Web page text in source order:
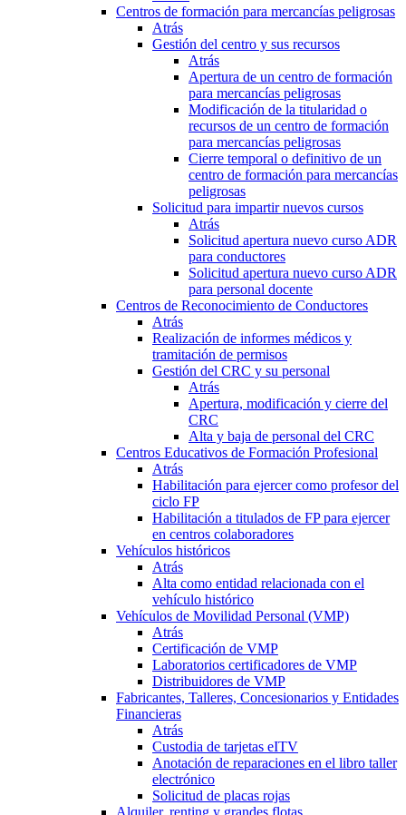
Centros de formación para mercancías peligrosas
Atrás
Gestión del centro y sus recursos
Atrás
Apertura de un centro de formación
para mercancías peligrosas
Modificación de la titularidad o
recursos de un centro de formación
para mercancías peligrosas
Cierre temporal o definitivo de un
centro de formación para mercancías
peligrosas
Solicitud para impartir nuevos cursos
Atrás
Solicitud apertura nuevo curso ADR
para conductores
Solicitud apertura nuevo curso ADR
para personal docente
Centros de Reconocimiento de Conductores
Atrás
Realización de informes médicos y
tramitación de permisos
Gestión del CRC y su personal
Atrás
Apertura, modificación y cierre del
CRC
Alta y baja de personal del CRC
Centros Educativos de Formación Profesional
Atrás
Habilitación para ejercer como profesor del
ciclo FP
Habilitación a titulados de FP para ejercer
en centros colaboradores
Vehículos históricos
Atrás
Alta como entidad relacionada con el
vehículo histórico
Vehículos de Movilidad Personal (VMP)
Atrás
Certificación de VMP
Laboratorios certificadores de VMP
Distribuidores de VMP
Fabricantes, Talleres, Concesionarios y Entidades
Financieras
Atrás
Custodia de tarjetas eITV
Anotación de reparaciones en el libro taller
electrónico
Solicitud de placas rojas